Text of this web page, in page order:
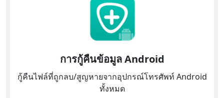
การกู้คืนข้อมูล Android
กู้คืนไฟล์ที่ถูกลบ/สูญหายจากอุปกรณ์โทรศัพท์ Android
ทั้งหมด